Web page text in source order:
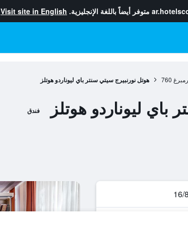
متوفر أيضاً باللغة الإنجليزية. Visit site in English
760 هوتل نورنبيرج سيتي سنتر باي ليوناردو هوتلز
ليوناردو هوتلز فندق